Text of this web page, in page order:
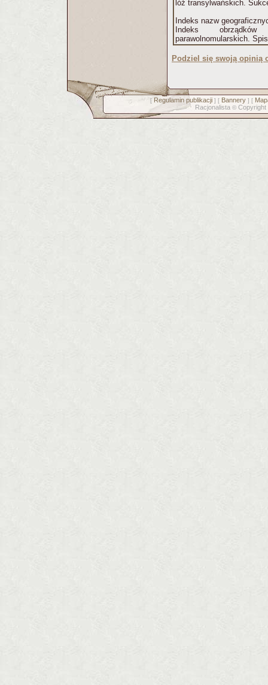
lóż transylwańskich.
Indeks nazw
Indeks
parawolnomularskich.
Podziel się swoją opinią
[ Regulamin publikacji] [ Bannery] [
Racjonalista © Copyright